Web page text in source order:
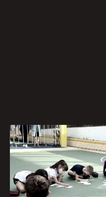
[caption
align="aligncenter"